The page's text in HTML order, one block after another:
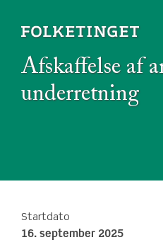
Afskaffelse af
underretning
Startdato
16. september 2025